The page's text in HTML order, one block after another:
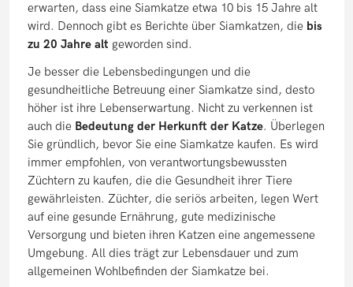
erwarten, dass eine Siamkatze etwa 10 bis 15 Jahre alt
wird. Dennoch gibt es Berichte über Siamkatzen, die bis
zu 20 Jahre alt geworden sind.
Je besser die Lebensbedingungen und die
gesundheitliche Betreuung einer Siamkatze sind, desto
höher ist ihre Lebenserwartung. Nicht zu verkennen ist
auch die Bedeutung der Herkunft der Katze. Überlegen
Sie gründlich, bevor Sie eine Siamkatze kaufen. Es wird
immer empfohlen, von verantwortungsbewussten
Züchtern zu kaufen, die die Gesundheit ihrer Tiere
gewährleisten. Züchter, die seriös arbeiten, legen Wert
auf eine gesunde Ernährung, gute medizinische
Versorgung und bieten ihren Katzen eine angemessene
Umgebung. All dies trägt zur Lebensdauer und zum
allgemeinen Wohlbefinden der Siamkatze bei.